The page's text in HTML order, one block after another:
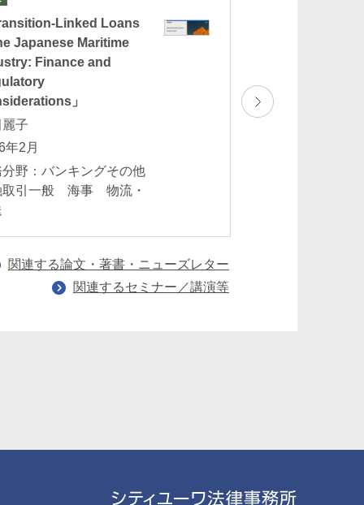
Linked Loans
Japanese Maritime
Finance and
」
麗子
年2月
野：バンキングその他
取引一般 海事 物流・
業務分野：バンキ
一般 フィンテッ
関連する論文・著書・ニューズレター
関連するセミナー／講演等